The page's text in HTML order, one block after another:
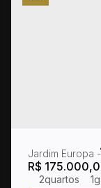
R$
Jardim Europa
2 1